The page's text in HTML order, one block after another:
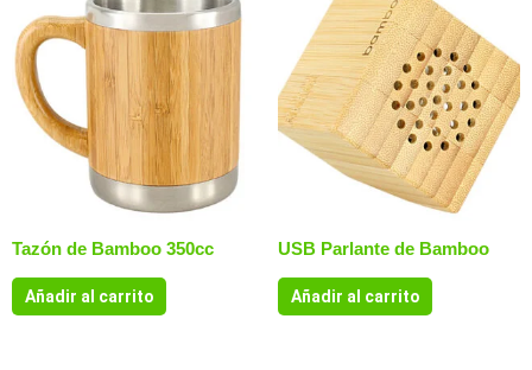
Tazón de Bamboo 350cc
Añadir al carrito
USB Parlante de Bamboo
Añadir al carrito